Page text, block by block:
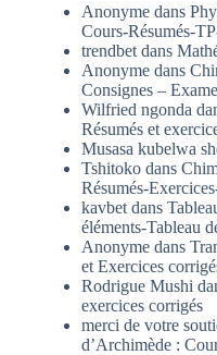
Anonyme dans
Cours-Résumés-
trendbet dans
Anonyme dans
Consignes –
Wilfried ngonda
Résumés et
Musasa kubelwa
Tshitoko dans
Résumés-
kavbet dans
éléments-Tableau
Anonyme dans
et Exercices
Rodrigue Mushi
exercices corrigés
merci de votre
d’Archimède :